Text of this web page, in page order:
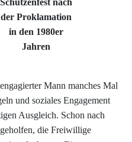
der Proklamation
in den 1980er
Jahren
Mann manches Mal
und soziales Engagement
Ausgleich. Schon nach
die Freiwillige